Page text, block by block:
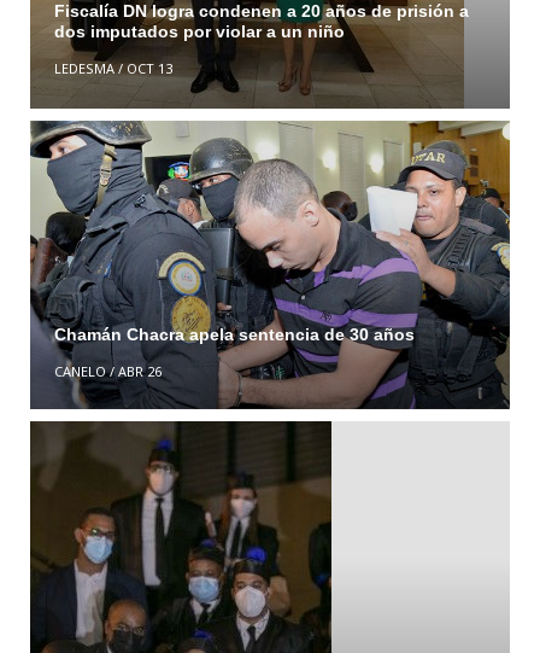
Fiscalía DN logra condenen a 20 años de prisión a
dos imputados por violar a un niño
LEDESMA/ OCT 13
Chamán Chacra apela sentencia de 30 años
CANELO/ ABR 26